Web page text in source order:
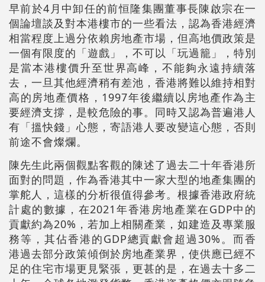
早前於4月中卸任的前恒隆集團董事長陳啟宗在一
個論壇談及對本港樓市的一些看法，認為香港經濟
相當程度上過分依賴房地產市場，但高地價政策是
一個有限度的「遊戲」，不可以「玩過籠」，特別
是當本港樓價升至世界高峰，不能夠永遠持續落
去，一旦其他經濟稍有差池，香港將難以維持相對
高的房地產價格，1997年後繼續以房地產作為主
要經濟支撐，是較危險的事。同時又認為普遍港人
有「搵快錢」心態，寄語港人要改變這心態，否則
前途不會燦爛。
陳先生此兩個觀點客觀的陳述了過去二十年香港所
面對的問題，作為香港其中一家大型的地產集團的
掌舵人，這樣的分析很值得參考。根據香港政府統
計處的數據，在2021年香港房地產業在GDP中的
貢獻約為20%，若加上相關產業，如建造及專業服
務等，其佔香港的GDP總貢獻會超過30%。而香
港過去部分政策傾倒於房地產業界，使供應已經不
足的住宅市場更見緊張，更甚的是，在過去十多二